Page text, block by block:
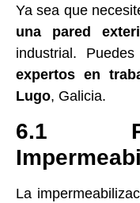
Ya sea que
una pared
industrial.
expertos en
Lugo, Galicia.
6.1
La